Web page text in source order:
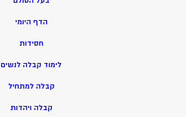
הדף היומי
חסידות
לימוד קבלה לנשים
קבלה למתחיל
קבלה ויהדות